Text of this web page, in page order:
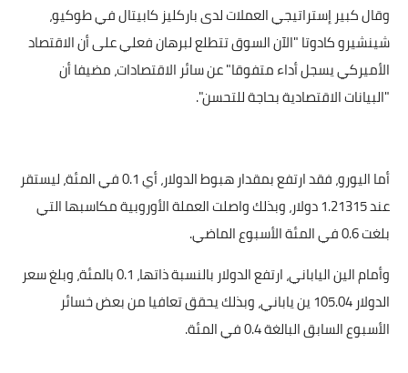
وقال كبير إستراتيجي العملات لدى باركليز كابيتال في طوكيو،
شينشيرو كادوتا "الآن السوق تتطلع لبرهان فعلي على أن الاقتصاد
الأميركي يسجل أداء متفوقا" عن سائر الاقتصادات، مضيفا أن
"البيانات الاقتصادية بحاجة للتحسن".
أما اليورو، فقد ارتفع بمقدار هبوط الدولار، أي 0.1 في المئة، ليستقر
عند 1.21315 دولار، وبذلك واصلت العملة الأوروبية مكاسبها التي
بلغت 0.6 في المئة الأسبوع الماضي.
وأمام الين الياباني، ارتفع الدولار بالنسبة ذاتها، 0.1 بالمئة، وبلغ سعر
الدولار 105.04 ين ياباني، وبذلك يحقق تعافيا من بعض خسائر
الأسبوع السابق البالغة 0.4 في المئة.